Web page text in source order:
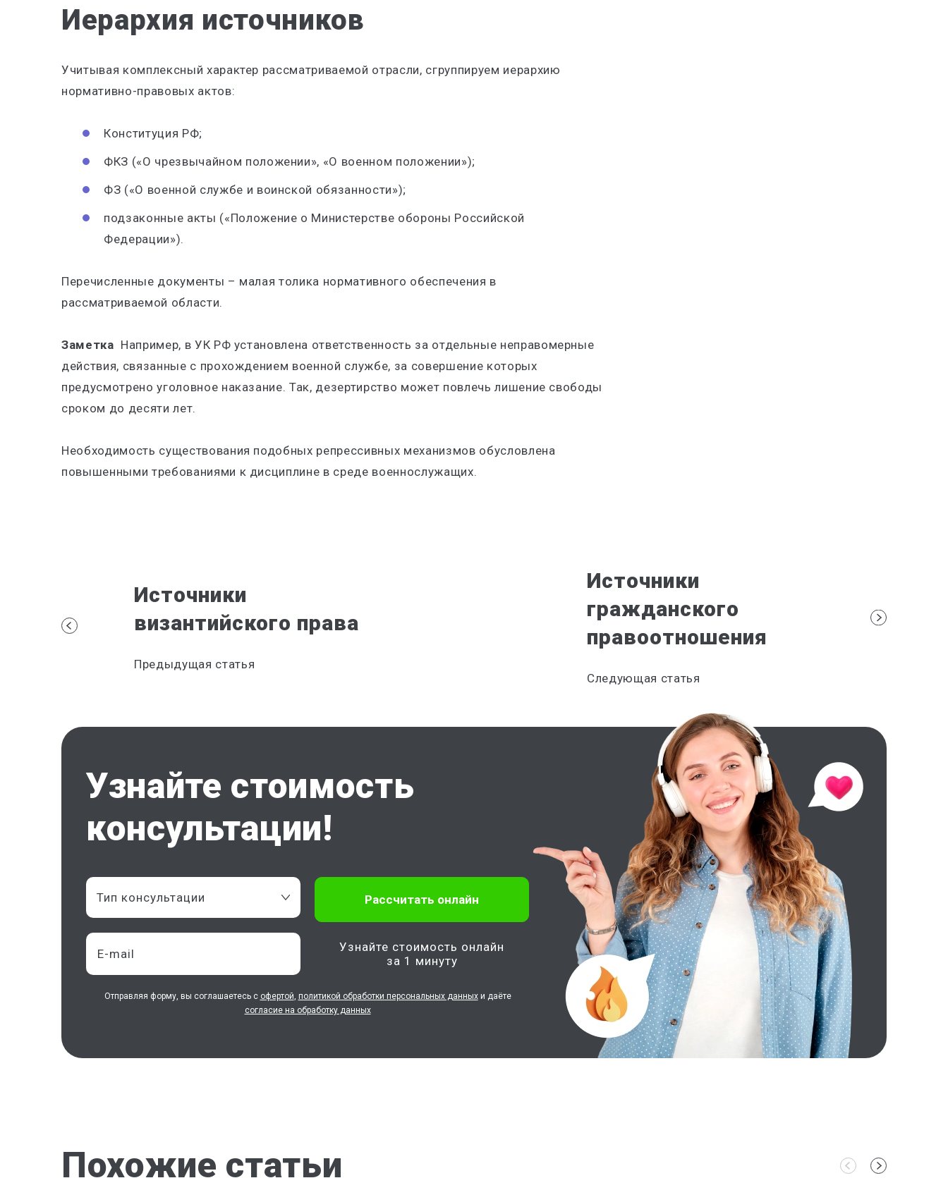
Иерархия источников
Учитывая комплексный характер рассматриваемой отрасли, сгруппируем иерархию
нормативно-правовых актов:
Конституция РФ;
ФКЗ («О чрезвычайном положении», «О военном положении»);
ФЗ («О военной службе и воинской обязанности»);
подзаконные акты («Положение о Министерстве обороны Российской
Федерации»).
Перечисленные документы – малая толика нормативного обеспечения в
рассматриваемой области.
Заметка Например, в УК РФ установлена ответственность за отдельные неправомерные
действия, связанные с прохождением военной службе, за совершение которых
предусмотрено уголовное наказание. Так, дезертирство может повлечь лишение свободы
сроком до десяти лет.
Необходимость существования подобных репрессивных механизмов обусловлена
повышенными требованиями к дисциплине в среде военнослужащих.
Источники
византийского права
Предыдущая статья
Источники
гражданского
правоотношения
Следующая статья
Узнайте стоимость
консультации!
Тип консультации
Узнайте стоимость онлайн
за 1 минуту
Отправляя форму, вы соглашаетесь с офертой, политикой обработки персональных данныхи даёте
согласие на обработку данных
Похожие статьи